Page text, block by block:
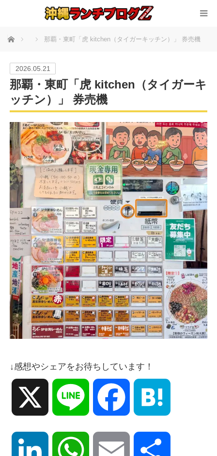
ホーム 那覇・東町「虎 kitchen（タイガーキッチン）」 券売機
2026.05.21
那覇・東町「虎 kitchen（タイガーキ
ッチン）」 券売機
↓感想やシェアをお待ちしています！
Line Facebook
LinkedIn WhatsApp Email